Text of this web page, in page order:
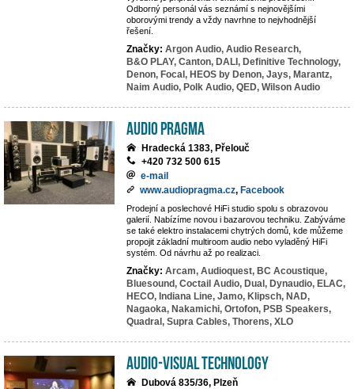
Odborný personál vás seznámí s nejnovějšími
oborovými trendy a vždy navrhne to nejvhodnější
řešení.
Značky: Argon Audio, Audio Research,
B&O PLAY, Canton, DALI, Definitive Technology,
Denon, Focal, HEOS by Denon, Jays, Marantz,
Naim Audio, Polk Audio, QED, Wilson Audio
Audio Pragma
Hradecká 1383, Přelouč
+420 732 500 615
e-mail
www.audiopragma.cz, Facebook
Prodejní a poslechové HiFi studio spolu s obrazovou
galerií. Nabízíme novou i bazarovou techniku. Zabýváme
se také elektro instalacemi chytrých domů, kde můžeme
propojit základní multiroom audio nebo vyladěný HiFi
systém. Od návrhu až po realizaci.
Značky: Arcam, Audioquest, BC Acoustique,
Bluesound, Coctail Audio, Dual, Dynaudio, ELAC,
HECO, Indiana Line, Jamo, Klipsch, NAD,
Nagaoka, Nakamichi, Ortofon, PSB Speakers,
Quadral, Supra Cables, Thorens, XLO
AUDIO-VISUAL TECHNOLOGY
Dubová 835/36, Plzeň